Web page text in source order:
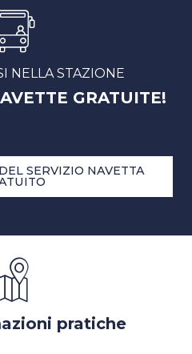
NELLA STAZIONE
GRATUITE!
SERVIZIO NAVETTA
pratiche